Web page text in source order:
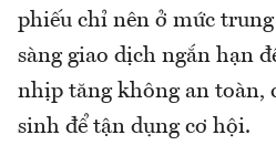
phiếu chỉ nên ở mức
sàng giao dịch ngắn hạn
nhịp tăng không an toàn,
sinh để tận dụng cơ hội.